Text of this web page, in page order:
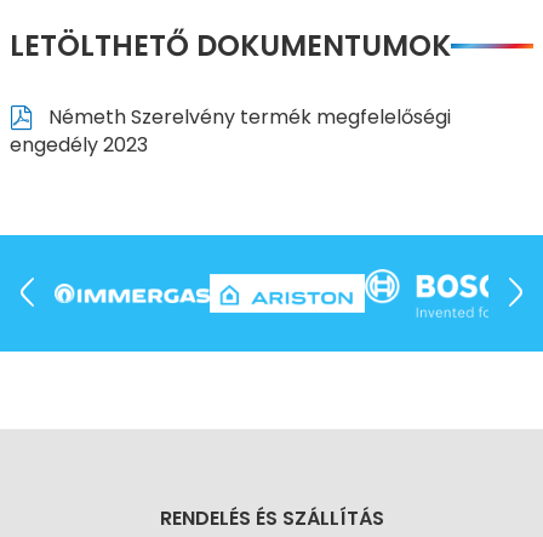
LETÖLTHETŐ DOKUMENTUMOK
Németh Szerelvény termék megfelelőségi
engedély 2023
RENDELÉS ÉS SZÁLLÍTÁS